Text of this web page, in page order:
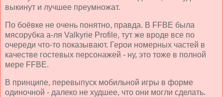
выкинут и лучшее преумножат.
По боёвке не очень понятно, правда. В FFBE была
мясорубка а-ля Valkyrie Profile, тут же вроде все по
очереди что-то показывают. Герои номерных частей в
качестве гостевых персонажей - ну, это тоже в полной
мере FFBE.
В принципе, перевыпуск мобильной игры в форме
одиночной - далеко не худшее, что они могли сделать.